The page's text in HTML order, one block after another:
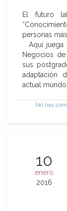
El futuro
personas
Aquí juega
Negocios
sus
adaptación
actual
No hay
10
enero
2016